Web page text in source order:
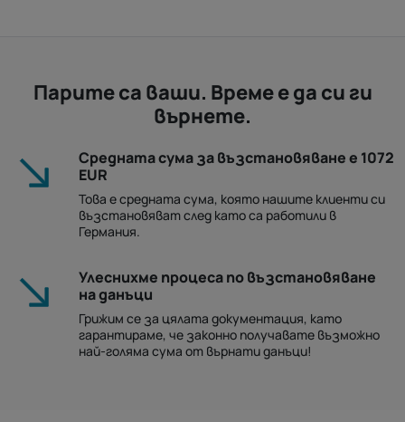
Парите са ваши. Време е да си ги
върнете.
Средната сума за възстановяване е 1072
EUR
Това е средната сума, която нашите клиенти си
възстановяват след като са работили в
Германия.
Улеснихме процеса по възстановяване
на данъци
Грижим се за цялата документация, като
гарантираме, че законно получавате възможно
най-голяма сума от върнати данъци!